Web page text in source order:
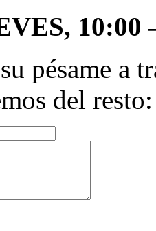
10:00
pésame a
del resto: